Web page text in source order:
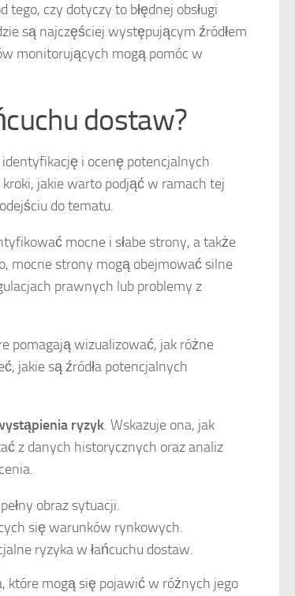
tego, czy dotyczy to błędnej obsługi
są najczęściej występującym źródłem
monitorujących mogą pomóc w
dostaw?
i ocenę potencjalnych
jakie warto podjąć w ramach tej
do tematu.
mocne i słabe strony, a także
mocne strony mogą obejmować silne
prawnych lub problemy z
pomagają wizualizować, jak różne
jakie są źródła potencjalnych
ryzyk. Wskazuje ona, jak
z danych historycznych oraz analiz
obraz sytuacji.
się warunków rynkowych.
ryzyka w łańcuchu dostaw.
które mogą się pojawić w różnych jego